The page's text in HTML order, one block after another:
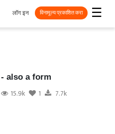
☰
लॉग इन विनामूल्य प्रकाशित करा
also a form
15.9k 1 7.7k